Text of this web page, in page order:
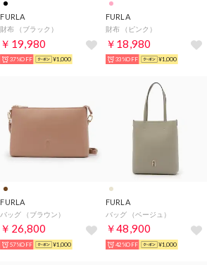
FURLA
財布 （ブラック）
￥19,980
37%OFF ¥1,000
FURLA
財布 （ピンク）
￥18,980
33%OFF ¥1,000
FURLA
バッグ （ブラウン）
￥26,800
57%OFF ¥1,000
FURLA
バッグ （ベージュ）
￥48,900
42%OFF ¥1,000